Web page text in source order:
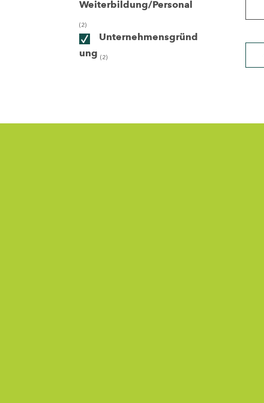
Weiterbildung/Personal
(2)
Unternehmensgründ
ung (2)